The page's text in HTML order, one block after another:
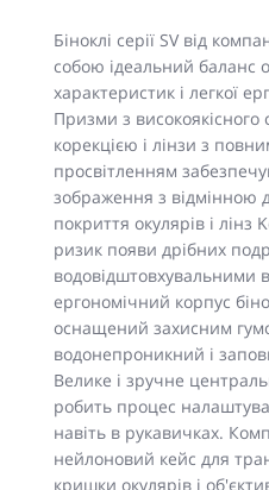
Біноклі серії SV від
собою ідеальний баланс
характеристик і легкої
Призми з
корекцією і лінзи з
просвітленням
зображення з відмінною
покриття окулярів і
ризик появи дрібних
водовідштовхувальними
ергономічний корпус
оснащений захисним
водонепроникний і
Велике і зручне
робить процес
навіть в рукавичках.
нейлоновий кейс для
кришки окулярів і